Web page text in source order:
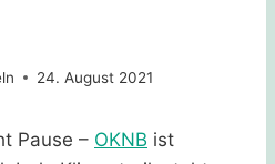
24. August 2021
Pause – OKNB ist